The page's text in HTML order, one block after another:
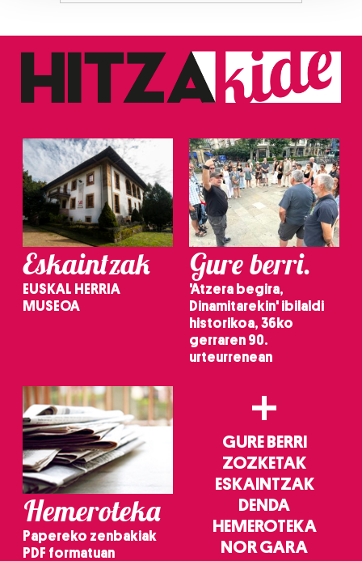
Guk eta gure bazkideek zure datu pertsonalak
pertsonalizatuak eskaintzeko, iragarkiak eta edukia
neurtzeko, jendeari buruzko informazioa biltzeko eta
produktuak garatzeko. Zure datuak nork eta zertarako
Bazkide batzuek ez dizute baimenik eskatzen, eta beren
interes komertzial legitimoetan babesten dira. Ikusi gure
bazkideen zerrenda, beren ustez zein helburutarako
duten interes legitimoa eta horren aurka nola egin
dezakezun ikusteko.
Lortu zure datu pertsonalak prozesatzeko moduari
buruzko informazio gehiago eta ezarri zure lehentasunak
datuen atalean. Edozein unetan alda edo ken dezakezu
zure baimena Cookieen adierazpenean.
fitxategiak erabiltzen ditu. Zure esperientzia eta
zerbitzuak hobetzeko asmoz, cookie teknologiaz
baliatzen gara. Ohar hau onartuz gero, teknologia hori
erabiltzeko baimen esplizitua ematen diguzu.
irakurri
Eskaintzak
EUSKAL HERRIA
MUSEOA
Gure berri.
'Atzera begira,
Dinamitarekin' ibilaldi
historikoa, 36ko
gerraren 90.
urteurrenean
Hemeroteka
Papereko zenbakiak
PDF formatuan
+
GURE BERRI
ZOZKETAK
ESKAINTZAK
DENDA
HEMEROTEKA
NOR GARA